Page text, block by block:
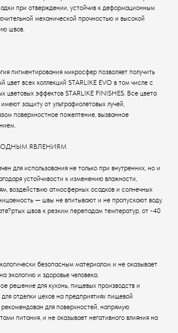
при отверждении, устойчив к деформационным
механической прочностью и высокой
швов.
пигментирования микросфер позволяет получить
цвет всех коллекций STARLIKE EVO в том числе с
цветовых эффектов STARLIKE FINISHES. Все цвета
защиту от ультрафиолетовых лучей,
поверхностное пожелтение, вызванное
ЯВЛЕНИЯМ
для использования не только при внутренних, но и
устойчивости к изменению влажности,
воздействию атмосферных осадков и солнечных
— швы не впитывают и не пропускают воду.
швов к резким перепадам температур, от -40
безопасным материалом и не оказывает
экологию и здоровье человека.
решение для кухонь, пищевых производств и
отделки цехов на предприятиях пищевой
для поверхностей, напрямую
питания, и не оказывает негативного влияния на